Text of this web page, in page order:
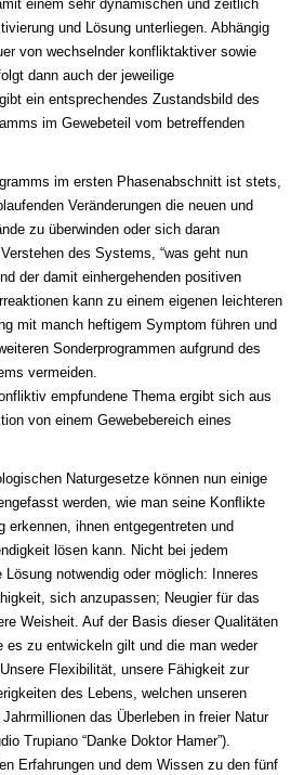
einem sehr dynamischen und zeitlich
und Lösung unterliegen. Abhängig
von wechselnder konfliktaktiver sowie
dann auch der jeweilige
ein entsprechendes Zustandsbild des
im Gewebeteil vom betreffenden
im ersten Phasenabschnitt ist stets,
Veränderungen die neuen und
zu überwinden oder sich daran
des Systems, “was geht nun
der damit einhergehenden positiven
kann zu einem eigenen leichteren
mit manch heftigem Symptom führen und
Sonderprogrammen aufgrund des
vermeiden.
empfundene Thema ergibt sich aus
von einem Gewebebereich eines
Naturgesetze können nun einige
werden, wie man seine Konﬂikte
erkennen, ihnen entgegentreten und
lösen kann. Nicht bei jedem
notwendig oder möglich: Inneres
sich anzupassen; Neugier für das
Weisheit. Auf der Basis dieser Qualitäten
es zu entwickeln gilt und die man weder
Flexibilität, unsere Fähigkeit zur
des Lebens, welchen unseren
das Überleben in freier Natur
Trupiano “Danke Doktor Hamer”).
Erfahrungen und dem Wissen zu den fünf